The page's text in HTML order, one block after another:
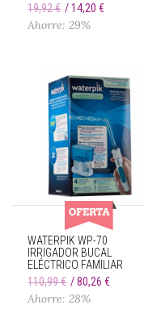
19,92 € 14,20 €
Ahorre: 29%
WATERPIK WP-70
IRRIGADOR BUCAL
ELÉCTRICO FAMILIAR
110,99 €
80,26 €
Ahorre: 28%